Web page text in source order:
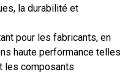
la durabilité et
pour les fabricants, en
haute performance telles
les composants